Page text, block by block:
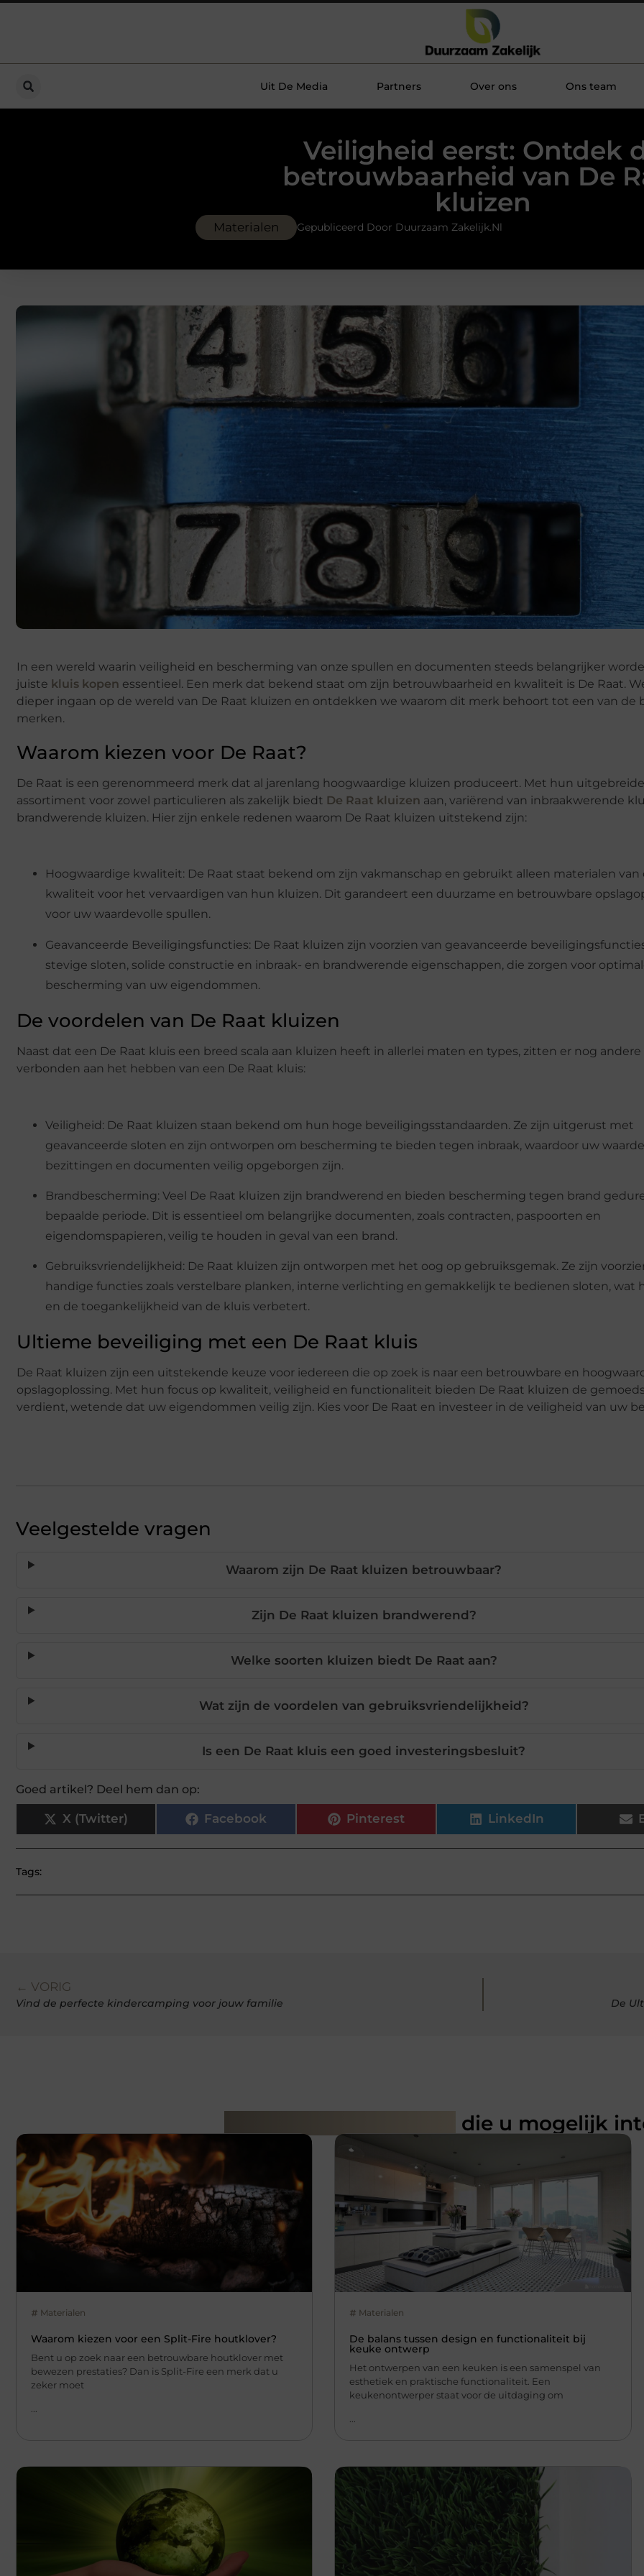
Uit De Media Partners Over ons Ons team
Veiligheid eerst: Ontdek
betrouwbaarheid van De
kluizen
Materialen Gepubliceerd Door Duurzaam Zakelijk.nl
In een wereld waarin veiligheid en bescherming van onze spullen en documenten steeds belangrijker
juiste kluis kopen essentieel. Een merk dat bekend staat om zijn betrouwbaarheid en kwaliteit is De Raat.
dieper ingaan op de wereld van De Raat kluizen en ontdekken we waarom dit merk behoort tot een van de
merken.
Waarom kiezen voor De Raat?
De Raat is een gerenommeerd merk dat al jarenlang hoogwaardige kluizen produceert. Met hun uitgebreide
assortiment voor zowel particulieren als zakelijk biedt De Raat kluizen aan, variërend van inbraakwerende
brandwerende kluizen. Hier zijn enkele redenen waarom De Raat kluizen uitstekend zijn:
Hoogwaardige kwaliteit: De Raat staat bekend om zijn vakmanschap en gebruikt alleen materialen van
kwaliteit voor het vervaardigen van hun kluizen. Dit garandeert een duurzame en betrouwbare
voor uw waardevolle spullen.
Geavanceerde Beveiligingsfuncties: De Raat kluizen zijn voorzien van geavanceerde
stevige sloten, solide constructie en inbraak- en brandwerende eigenschappen, die zorgen voor
bescherming van uw eigendommen.
De voordelen van De Raat kluizen
Naast dat een De Raat kluis een breed scala aan kluizen heeft in allerlei maten en types, zitten er nog
verbonden aan het hebben van een De Raat kluis:
Veiligheid: De Raat kluizen staan bekend om hun hoge beveiligingsstandaarden. Ze zijn uitgerust met
geavanceerde sloten en zijn ontworpen om bescherming te bieden tegen inbraak, waardoor uw
bezittingen en documenten veilig opgeborgen zijn.
Brandbescherming: Veel De Raat kluizen zijn brandwerend en bieden bescherming tegen brand
bepaalde periode. Dit is essentieel om belangrijke documenten, zoals contracten, paspoorten en
eigendomspapieren, veilig te houden in geval van een brand.
Gebruiksvriendelijkheid: De Raat kluizen zijn ontworpen met het oog op gebruiksgemak. Ze zijn
handige functies zoals verstelbare planken, interne verlichting en gemakkelijk te bedienen sloten, wat
en de toegankelijkheid van de kluis verbetert.
Ultieme beveiliging met een De Raat kluis
De Raat kluizen zijn een uitstekende keuze voor iedereen die op zoek is naar een betrouwbare en
opslagoplossing. Met hun focus op kwaliteit, veiligheid en functionaliteit bieden De Raat kluizen de
verdient, wetende dat uw eigendommen veilig zijn. Kies voor De Raat en investeer in de veiligheid van uw
Veelgestelde vragen
Waarom zijn De Raat kluizen betrouwbaar?
Zijn De Raat kluizen brandwerend?
Welke soorten kluizen biedt De Raat aan?
Wat zijn de voordelen van gebruiksvriendelijkheid?
Is een De Raat kluis een goed investeringsbesluit?
Goed artikel? Deel hem dan op:
X (Twitter) Facebook Pinterest LinkedIn
Tags:
← VORIG
Vind de perfecte kindercamping voor jouw familie De
die u mogelijk
Materialen
Waarom kiezen voor een Split-Fire houtklover?
Bent u op zoek naar een betrouwbare houtklover met
bewezen prestaties? Dan is Split-Fire een merk dat u
zeker moet
...
Materialen
De balans tussen design en functionaliteit bij
keuke ontwerp
Het ontwerpen van een keuken is een samenspel van
esthetiek en praktische functionaliteit. Een
keukenontwerper staat voor de uitdaging om
...